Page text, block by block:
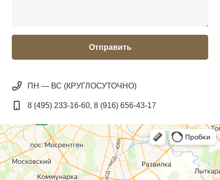
Отправить
ПН — ВС (КРУГЛОСУТОЧНО)
8 (495) 233-16-60, 8 (916) 656-43-17